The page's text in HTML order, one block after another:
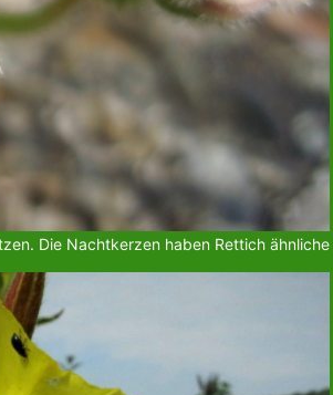
Die Nachtkerzen haben Rettich